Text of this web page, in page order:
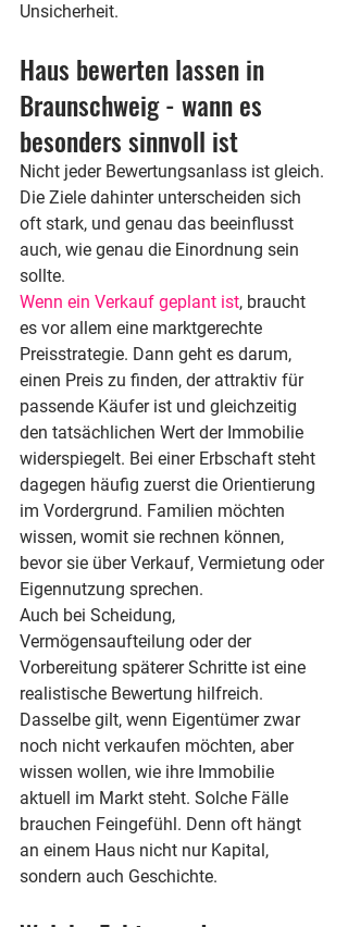
Unsicherheit.
Haus bewerten lassen in
Braunschweig - wann es
besonders sinnvoll ist
Nicht jeder Bewertungsanlass ist gleich.
Die Ziele dahinter unterscheiden sich
oft stark, und genau das beeinflusst
auch, wie genau die Einordnung sein
sollte.
Wenn ein Verkauf geplant ist, braucht
es vor allem eine marktgerechte
Preisstrategie. Dann geht es darum,
einen Preis zu finden, der attraktiv für
passende Käufer ist und gleichzeitig
den tatsächlichen Wert der Immobilie
widerspiegelt. Bei einer Erbschaft steht
dagegen häufig zuerst die Orientierung
im Vordergrund. Familien möchten
wissen, womit sie rechnen können,
bevor sie über Verkauf, Vermietung oder
Eigennutzung sprechen.
Auch bei Scheidung,
Vermögensaufteilung oder der
Vorbereitung späterer Schritte ist eine
realistische Bewertung hilfreich.
Dasselbe gilt, wenn Eigentümer zwar
noch nicht verkaufen möchten, aber
wissen wollen, wie ihre Immobilie
aktuell im Markt steht. Solche Fälle
brauchen Feingefühl. Denn oft hängt
an einem Haus nicht nur Kapital,
sondern auch Geschichte.